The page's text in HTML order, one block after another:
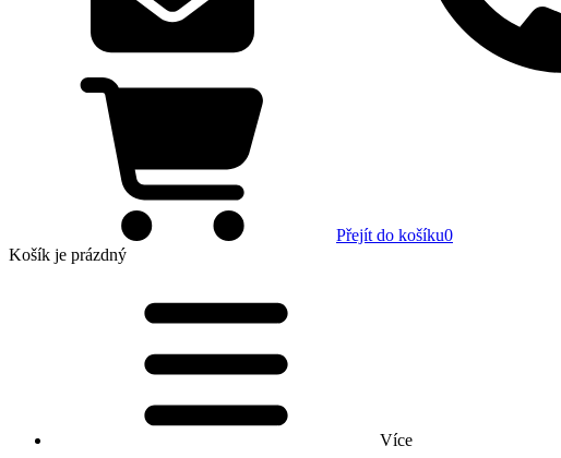
Přejít do košíku0
Košík je prázdný
Více